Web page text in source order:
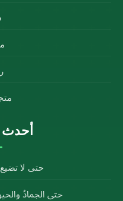
أحدث
حتى لا
حتى الجمادُ